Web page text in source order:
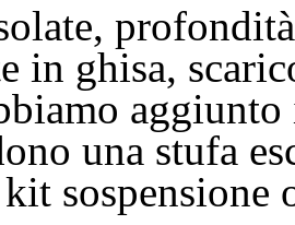
in ghisa,
una stufa
sospensione